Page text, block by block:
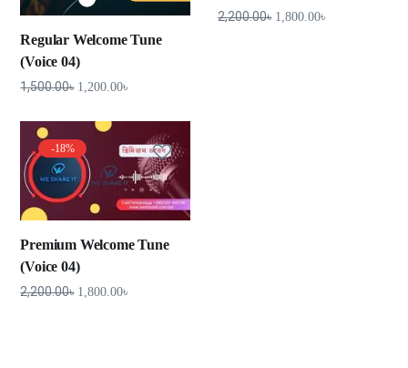
Regular Welcome Tune
(Voice 04)
1,500.00৳ 1,200.00৳
2,200.00৳ 1,800.00৳
-18%
Premium Welcome Tune
(Voice 04)
2,200.00৳ 1,800.00৳